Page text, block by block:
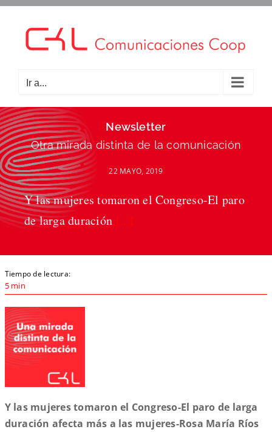
contenido
Ir a...
Newsletter
Otra mirada distinta de la comunicación
22 MAYO, 2019
Y las mujeres tomaron el Congreso-El paro
de larga duración [...]
Tiempo de lectura:
5 min
Y las mujeres tomaron el Congreso-El paro de larga
duración afecta más a las mujeres-Rosa María Ríos